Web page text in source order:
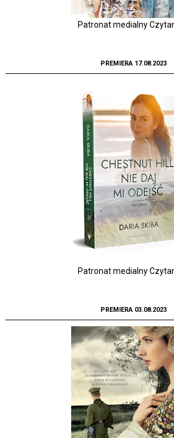
Patronat medialny
PREMIERA 17.08.2023
Patronat medialny
PREMIERA 03.08.2023